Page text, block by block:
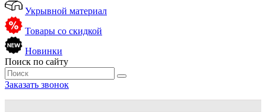
Укрывной материал
Товары со скидкой
Новинки
Поиск по сайту
Заказать звонок